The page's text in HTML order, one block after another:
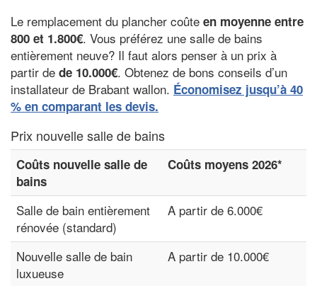
Le remplacement du plancher coûte en moyenne entre
800 et 1.800€. Vous préférez une salle de bains
entièrement neuve? Il faut alors penser à un prix à
partir de de 10.000€. Obtenez de bons conseils d’un
installateur de Brabant wallon. Économisez jusqu’à 40
% en comparant les devis.
Prix nouvelle salle de bains
Coûts nouvelle salle de
bains
Coûts moyens 2026*
Salle de bain entièrement
rénovée (standard)
A partir de 6.000€
Nouvelle salle de bain
luxueuse
A partir de 10.000€